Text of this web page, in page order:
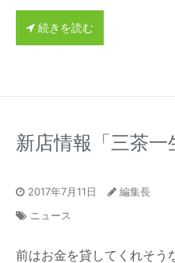
続きを読む
新店情報「三茶一
2017年7月11日
編集長
ニュース
前はお金を貸してくれそう